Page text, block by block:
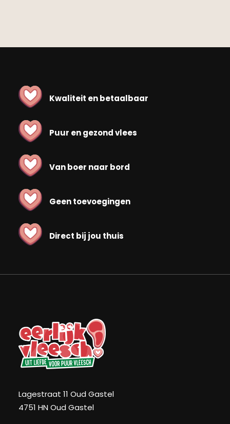
Kwaliteit en betaalbaar
Puur en gezond vlees
Van boer naar bord
Geen toevoegingen
Direct bij jou thuis
Lagestraat 11 Oud Gastel
4751 HN Oud Gastel